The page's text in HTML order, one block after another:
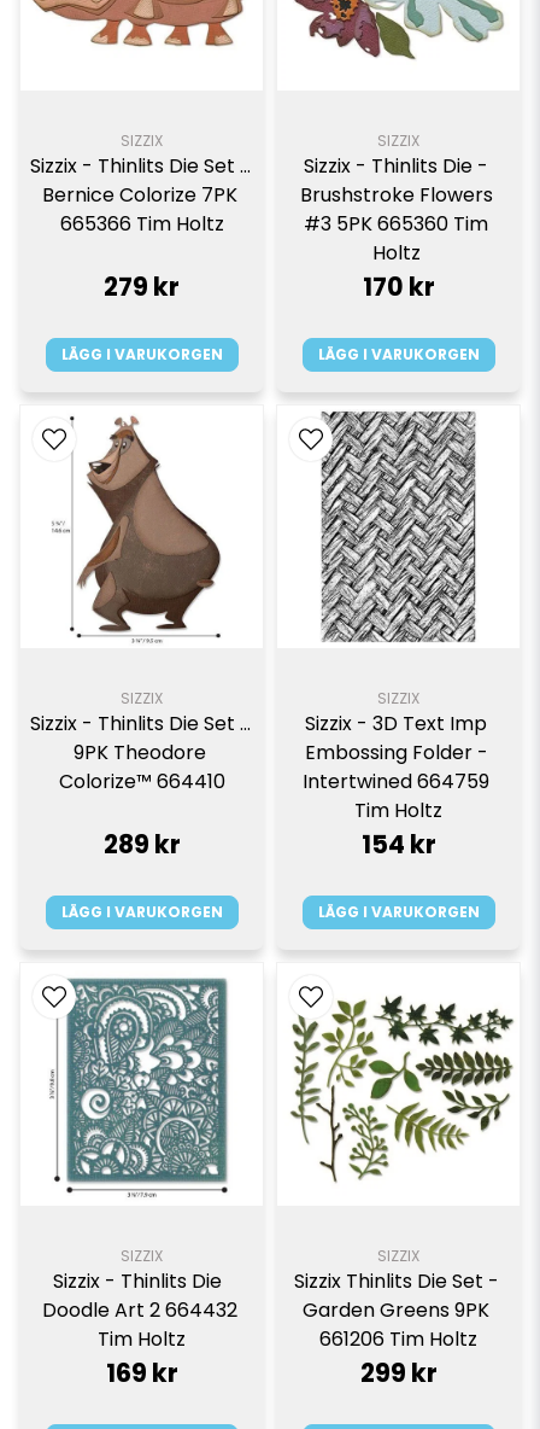
SIZZIX
Sizzix - Thinlits Die Set -
Bernice Colorize 7PK
665366 Tim Holtz
279 kr
LÄGG I VARUKORGEN
SIZZIX
Sizzix - Thinlits Die -
Brushstroke Flowers
#3 5PK 665360 Tim
Holtz
170 kr
LÄGG I VARUKORGEN
SIZZIX
Sizzix - Thinlits Die Set -
9PK Theodore
Colorize™ 664410
289 kr
LÄGG I VARUKORGEN
SIZZIX
Sizzix - 3D Text Imp
Embossing Folder -
Intertwined 664759
Tim Holtz
154 kr
LÄGG I VARUKORGEN
SIZZIX
Sizzix - Thinlits Die
Doodle Art 2 664432
Tim Holtz
169 kr
SIZZIX
Sizzix Thinlits Die Set -
Garden Greens 9PK
661206 Tim Holtz
299 kr